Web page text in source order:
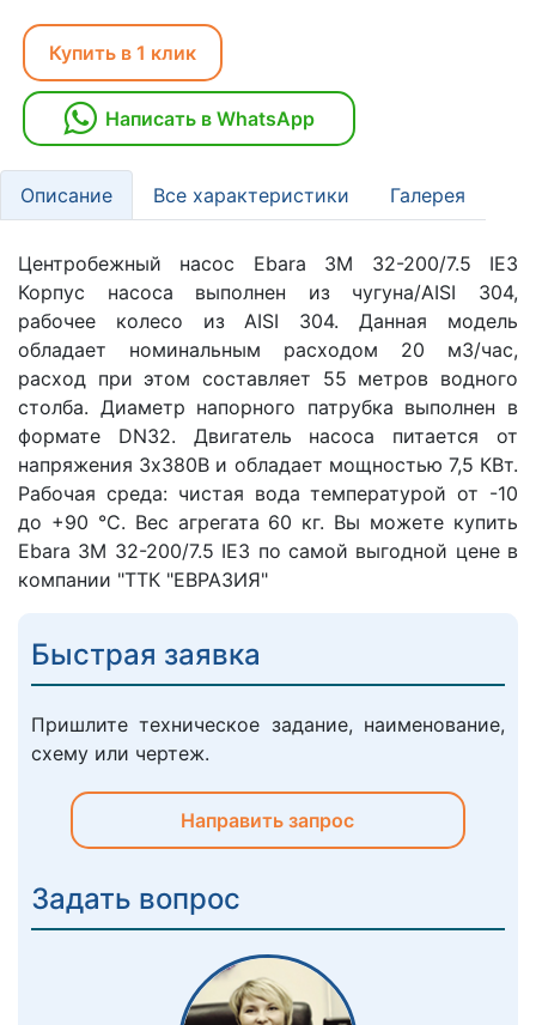
Купить в 1 клик
Написать в WhatsApp
Описание Все характеристики Галерея
Центробежный насос Ebara 3M 32-200/7.5 IE3
Корпус насоса выполнен из чугуна/AISI 304,
рабочее колесо из AISI 304. Данная модель
обладает номинальным расходом 20 м3/час,
расход при этом составляет 55 метров водного
столба. Диаметр напорного патрубка выполнен в
формате DN32. Двигатель насоса питается от
напряжения 3х380В и обладает мощностью 7,5 КВт.
Рабочая среда: чистая вода температурой от -10
до +90 °C. Вес агрегата 60 кг. Вы можете купить
Ebara 3M 32-200/7.5 IE3 по самой выгодной цене в
компании "ТТК "ЕВРАЗИЯ"
Быстрая заявка
Пришлите техническое задание, наименование,
схему или чертеж.
Направить запрос
Задать вопрос